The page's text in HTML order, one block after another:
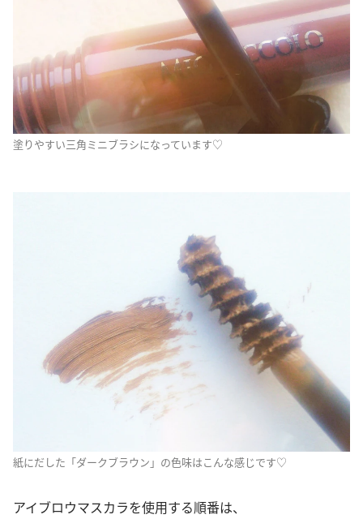
塗りやすい三角ミニブラシになっています♡
紙にだした「ダークブラウン」の色味はこんな感じです♡
アイブロウマスカラを使用する順番は、